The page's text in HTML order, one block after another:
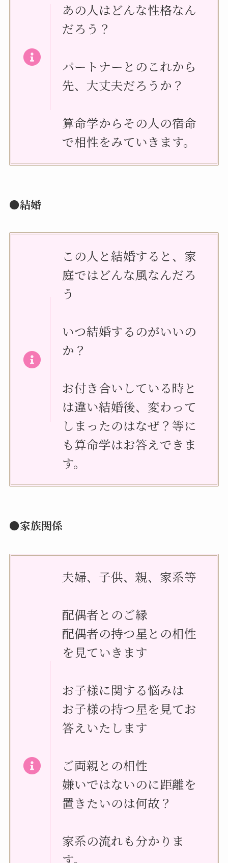
あの人はどんな性格なん
だろう？
パートナーとのこれから
先、大丈夫だろうか？
算命学からその人の宿命
で相性をみていきます。
●結婚
この人と結婚すると、家
庭ではどんな風なんだろ
う
いつ結婚するのがいいの
か？
お付き合いしている時と
は違い結婚後、変わって
しまったのはなぜ？等に
も算命学はお答えできま
す。
●家族関係
夫婦、子供、親、家系等
配偶者とのご縁
配偶者の持つ星との相性
を見ていきます
お子様に関する悩みは
お子様の持つ星を見てお
答えいたします
ご両親との相性
嫌いではないのに距離を
置きたいのは何故？
家系の流れも分かりま
す。